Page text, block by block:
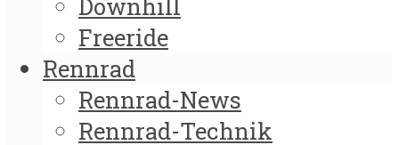
Freeride
Rennrad
Rennrad-News
Rennrad-Technik